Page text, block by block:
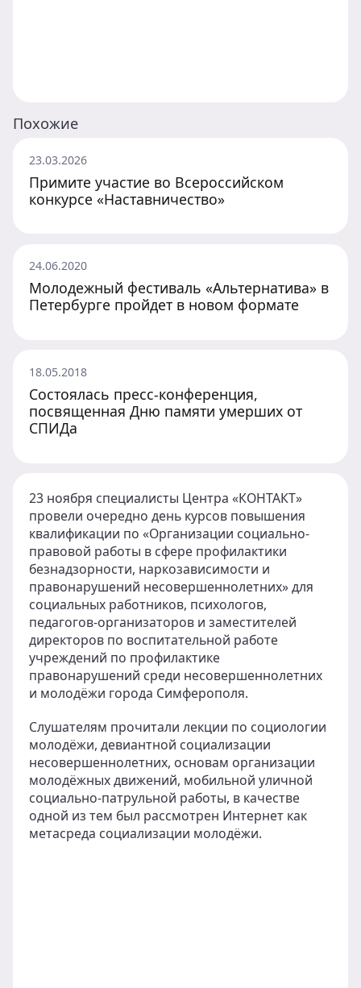
Похожие
23.03.2026
Примите участие во Всероссийском
конкурсе «Наставничество»
24.06.2020
Молодежный фестиваль «Альтернатива» в
Петербурге пройдет в новом формате
18.05.2018
Состоялась пресс-конференция,
посвященная Дню памяти умерших от
СПИДа
23 ноября специалисты Центра «КОНТАКТ»
провели очередно день курсов повышения
квалификации по «Организации социально-
правовой работы в сфере профилактики
безнадзорности, наркозависимости и
правонарушений несовершеннолетних» для
социальных работников, психологов,
педагогов-организаторов и заместителей
директоров по воспитательной работе
учреждений по профилактике
правонарушений среди несовершеннолетних
и молодёжи города Симферополя.
Слушателям прочитали лекции по социологии
молодёжи, девиантной социализации
несовершеннолетних, основам организации
молодёжных движений, мобильной уличной
социально-патрульной работы, в качестве
одной из тем был рассмотрен Интернет как
метасреда социализации молодёжи.